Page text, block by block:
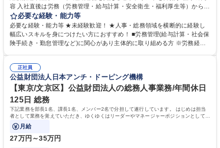
容 入社直後は労務（労務管理・給与計算・安全衛生・福利厚生等）からお
任せいたします。将来は総務・採用・教育業務へ守備範囲を広げ、組織運
営を支えるゼネラリストをめざせます。 ・初期業務：労働時間管理、給与
計算、社会保険対応、福利厚生管理、安全衛生、健康経営推進等をお任せ
します。ご経験に応じて、休職者管理など、幅広く経験を積んでいただき
幅広く経験を積みたい意欲がある方に最適な環境です。 募集職種 【総
務・人事】未経験歓迎/日立グループ/組織運営を支えるゼネラリストを目
指す
必要な経験・能力等
必要な経験・能力等 ★未経験歓迎！ ★人事・総務領域を横断的に経験し
幅広いスキルを身につけたい方におすすめ！ ■労務管理(給与計算・社会保
険手続き・勤怠管理など)に関心があり主体的に取り組める方 ※労務経験
のご経験 ■労務管理（給与計算・社会保険手続き・勤怠管理など）の経験
■衛生管理者の資格をお持ちの方 学歴・資格 学歴：大学院 大学 高専 短大
専修学校 高校 語学力： 資格：
正社員
公益財団法人日本アンチ・ドーピング機構
【東京/文京区】公益財団法人の総務人事業務/年間休日
125日 総務
下記業務を部長1名、課長1名、メンバー2名で分担して遂行しています。 はじめは担当
者として業務を覚えていただき、ゆくゆくはリーダーやマネージャーポジションとして活
躍いただくことを期待しています。
月給
27万円～35万円